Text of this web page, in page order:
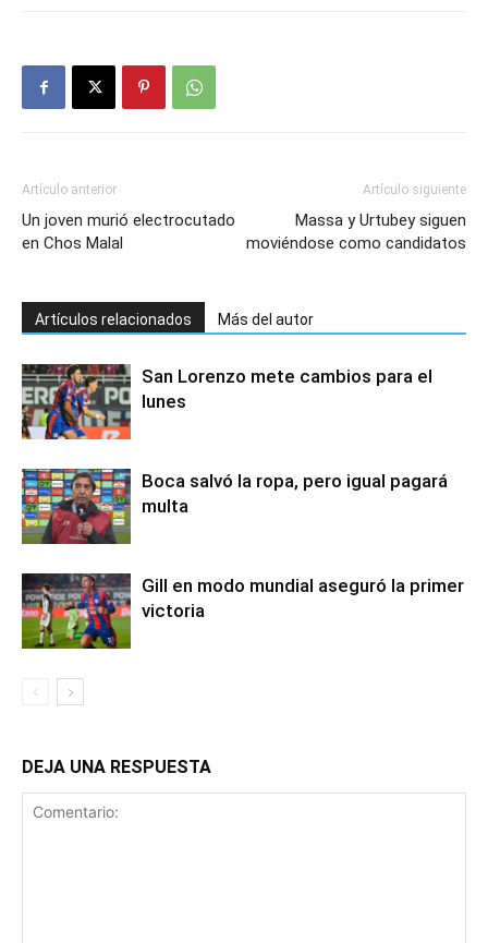
Artículo anterior
Un joven murió electrocutado
en Chos Malal
Artículo siguiente
Massa y Urtubey siguen
moviéndose como candidatos
Artículos relacionados Más del autor
San Lorenzo mete cambios para el
lunes
Boca salvó la ropa, pero igual pagará
multa
Gill en modo mundial aseguró la primer
victoria
DEJA UNA RESPUESTA